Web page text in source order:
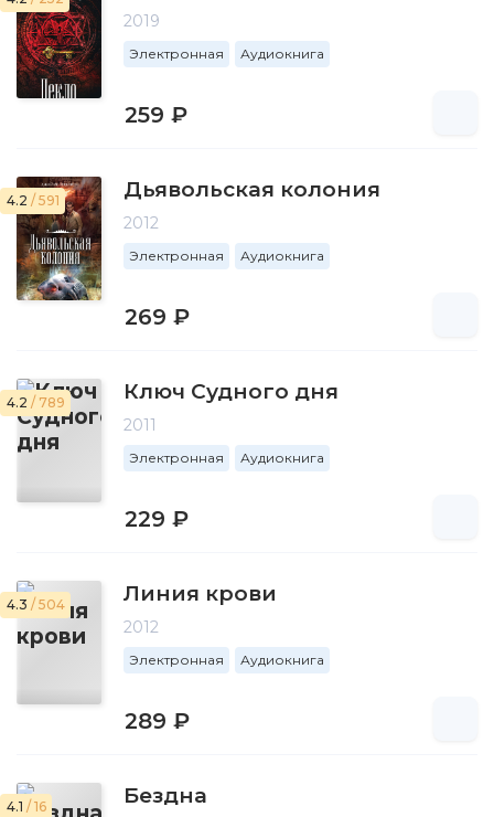
2019
Электронная Аудиокнига
259 ₽
4.2 / 591 Дьявольская колония
2012
Электронная Аудиокнига
269 ₽
4.2 / 789 Ключ Судного дня
2011
Электронная Аудиокнига
229 ₽
4.3 / 504 Линия крови
2012
Электронная Аудиокнига
289 ₽
4.1 / 16 Бездна